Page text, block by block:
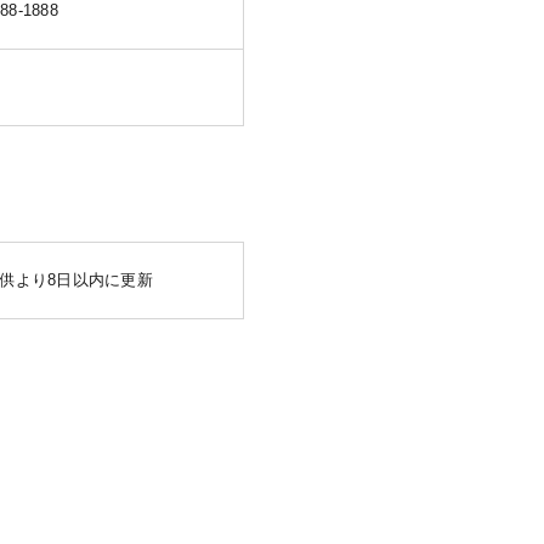
1888
より8日以内に更新